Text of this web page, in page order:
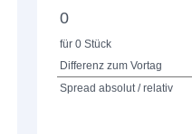
0
für 0 Stück
Differenz zum Vortag
Spread absolut / relativ